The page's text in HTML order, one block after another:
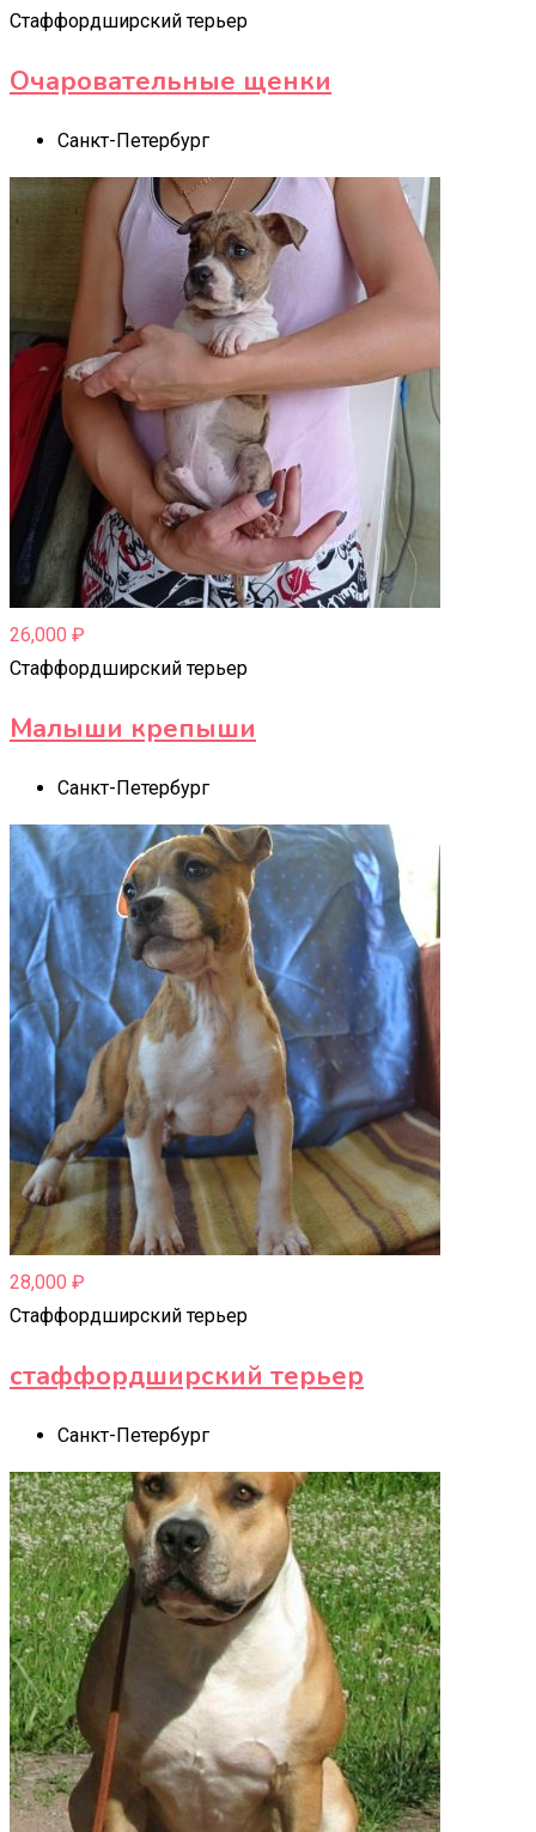
Стаффордширский терьер
Очаровательные щенки
Санкт-Петербург
26,000 ₽
Стаффордширский терьер
Малыши крепыши
Санкт-Петербург
28,000 ₽
Стаффордширский терьер
стаффордширский терьер
Санкт-Петербург